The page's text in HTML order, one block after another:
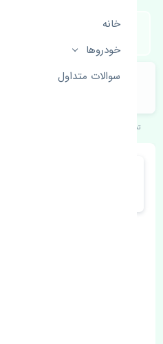
خانه
خودروها
سوالات متداول
تنشی‌پارت